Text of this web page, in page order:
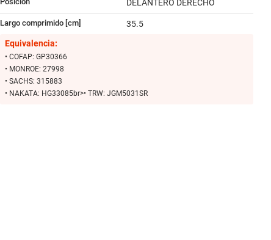
DELANTERO DERECHO
Largo comprimido [cm]
35.5
Equivalencia:
• COFAP: GP30366
• MONROE: 27998
• SACHS: 315883
• NAKATA: HG33085br>• TRW: JGM5031SR